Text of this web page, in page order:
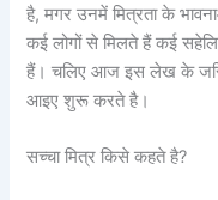
है, मगर उनमें मित्रता के
कई लोगों से मिलते हैं कई
हैं। चलिए आज इस लेख के
आइए शुरू करते है।
सच्चा मित्र किसे कहते है?